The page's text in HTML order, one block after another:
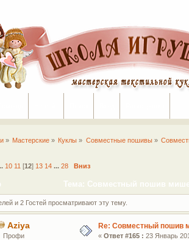
» Мастерские » Куклы » Совместные пошивы»
10 11 [12] 13 14 ... 28 Вниз
Тема: Совместный пошив
и 2 Гостей просматривают эту тему.
Aziya
Профи
Re: Совместный пошив
« Ответ #165 : 23 Январь